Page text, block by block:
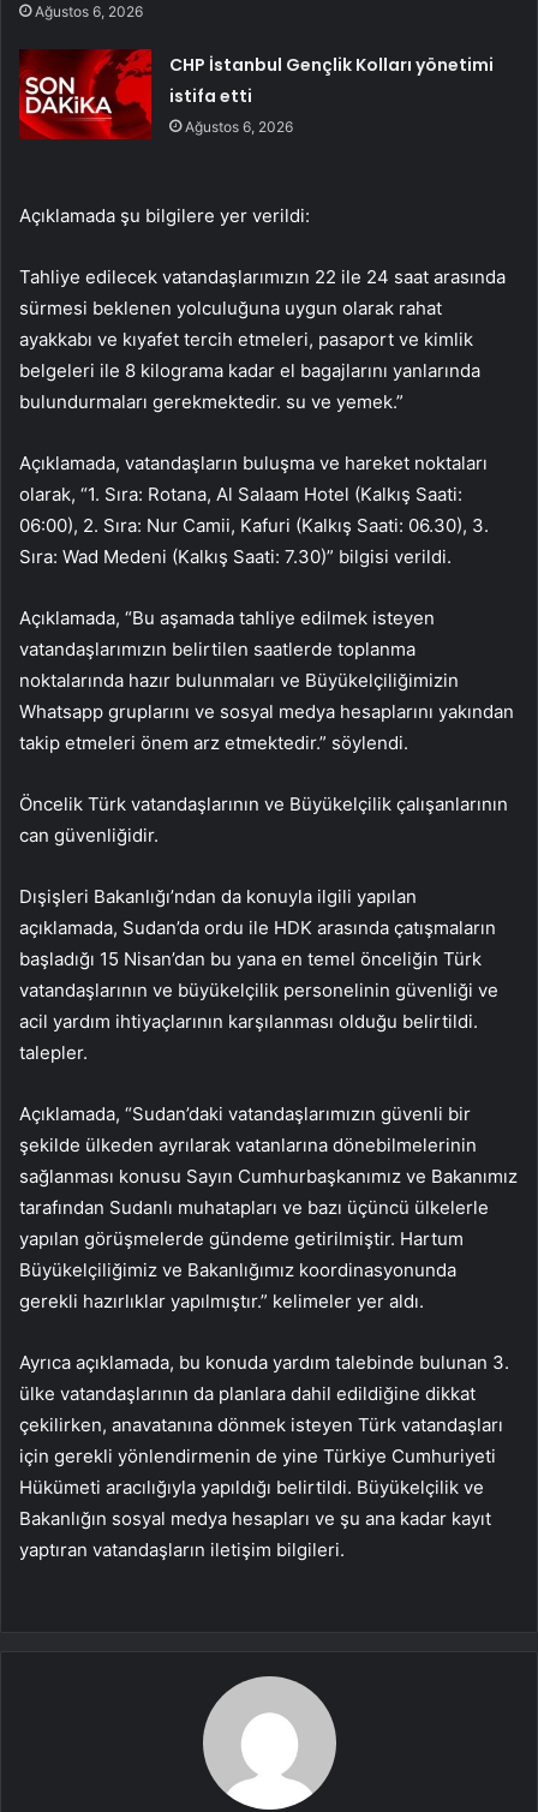
Ağustos 6, 2026
CHP İstanbul Gençlik Kolları yönetimi
istifa etti
Ağustos 6, 2026
Açıklamada şu bilgilere yer verildi:
Tahliye edilecek vatandaşlarımızın 22 ile 24 saat arasında
sürmesi beklenen yolculuğuna uygun olarak rahat
ayakkabı ve kıyafet tercih etmeleri, pasaport ve kimlik
belgeleri ile 8 kilograma kadar el bagajlarını yanlarında
bulundurmaları gerekmektedir. su ve yemek.”
Açıklamada, vatandaşların buluşma ve hareket noktaları
olarak, “1. Sıra: Rotana, Al Salaam Hotel (Kalkış Saati:
06:00), 2. Sıra: Nur Camii, Kafuri (Kalkış Saati: 06.30), 3.
Sıra: Wad Medeni (Kalkış Saati: 7.30)” bilgisi verildi.
Açıklamada, “Bu aşamada tahliye edilmek isteyen
vatandaşlarımızın belirtilen saatlerde toplanma
noktalarında hazır bulunmaları ve Büyükelçiliğimizin
Whatsapp gruplarını ve sosyal medya hesaplarını yakından
takip etmeleri önem arz etmektedir.” söylendi.
Öncelik Türk vatandaşlarının ve Büyükelçilik çalışanlarının
can güvenliğidir.
Dışişleri Bakanlığı’ndan da konuyla ilgili yapılan
açıklamada, Sudan’da ordu ile HDK arasında çatışmaların
başladığı 15 Nisan’dan bu yana en temel önceliğin Türk
vatandaşlarının ve büyükelçilik personelinin güvenliği ve
acil yardım ihtiyaçlarının karşılanması olduğu belirtildi.
talepler.
Açıklamada, “Sudan’daki vatandaşlarımızın güvenli bir
şekilde ülkeden ayrılarak vatanlarına dönebilmelerinin
sağlanması konusu Sayın Cumhurbaşkanımız ve Bakanımız
tarafından Sudanlı muhatapları ve bazı üçüncü ülkelerle
yapılan görüşmelerde gündeme getirilmiştir. Hartum
Büyükelçiliğimiz ve Bakanlığımız koordinasyonunda
gerekli hazırlıklar yapılmıştır.” kelimeler yer aldı.
Ayrıca açıklamada, bu konuda yardım talebinde bulunan 3.
ülke vatandaşlarının da planlara dahil edildiğine dikkat
çekilirken, anavatanına dönmek isteyen Türk vatandaşları
için gerekli yönlendirmenin de yine Türkiye Cumhuriyeti
Hükümeti aracılığıyla yapıldığı belirtildi. Büyükelçilik ve
Bakanlığın sosyal medya hesapları ve şu ana kadar kayıt
yaptıran vatandaşların iletişim bilgileri.